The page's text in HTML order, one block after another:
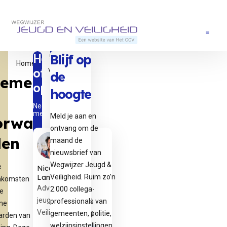
Terug naar de startpagina
van
Home
Algemene
voorwaarden
Heb je vragen
of
opmerkingen?
Neem dan contact op
met onze experts.
Nicole
Langeveld
Adviseur
jeugdcriminaliteit,
Veiligheid en zorg
Blijf op
de
hoogte
Meld je aan en
ontvang om de
maand de
nieuwsbrief van
Wegwijzer Jeugd &
Veiligheid. Ruim zo’n
2.000 collega-
professionals van
gemeenten, politie,